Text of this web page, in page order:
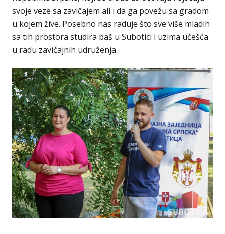
svoje veze sa zavičajem ali i da ga povežu sa gradom
u kojem žive. Posebno nas raduje što sve više mladih
sa tih prostora studira baš u Subotici i uzima učešća
u radu zavičajnih udruženja.